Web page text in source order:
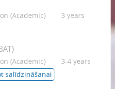
(Academic)
3 years
(Academic)
3-4 years
salīdzināšanai